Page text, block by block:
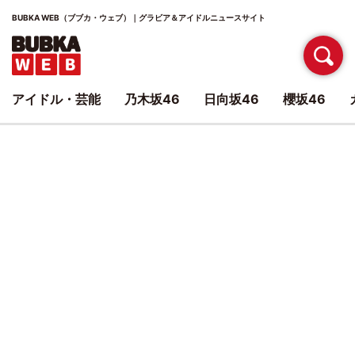
BUBKA WEB（ブブカ・ウェブ）｜グラビア＆アイドルニュースサイト
アイドル・芸能 乃木坂46 日向坂46 櫻坂46